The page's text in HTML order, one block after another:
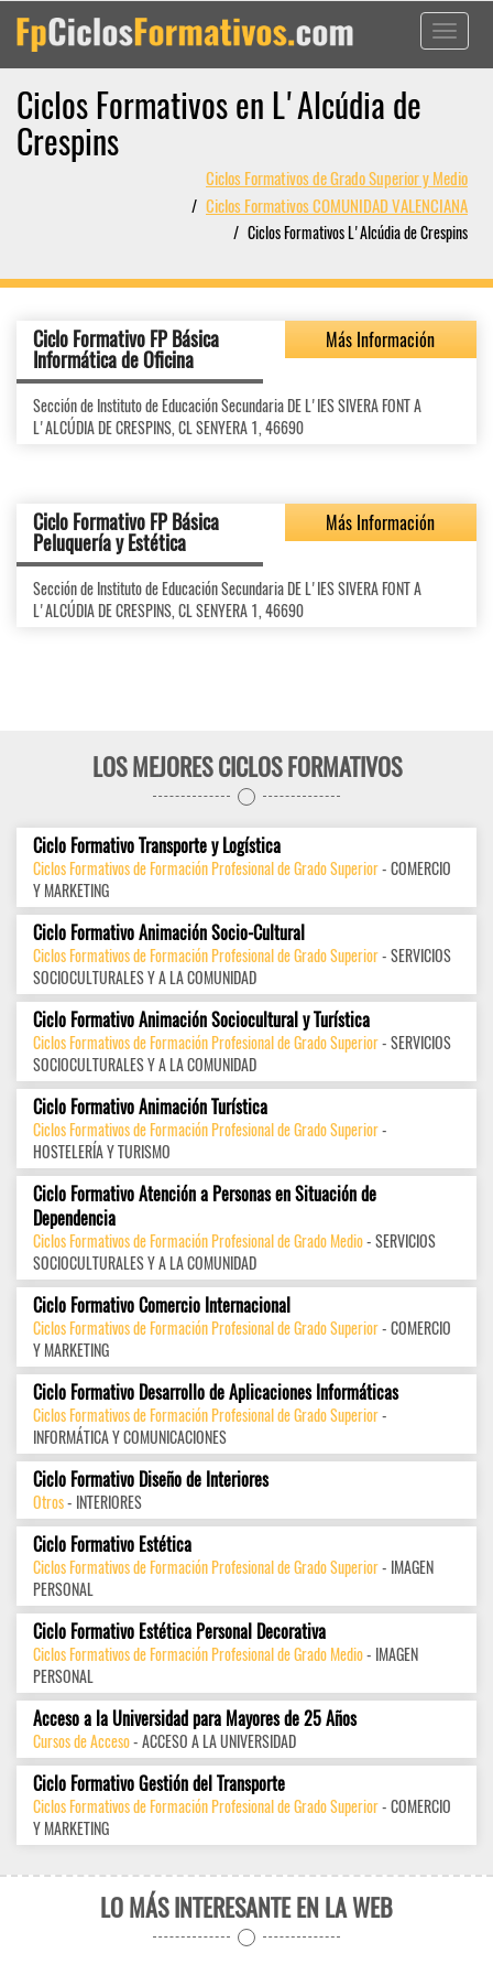
Toggle
Ciclos Formativos en L'Alcúdia de
Crespins
Ciclos Formativos de Grado Superior y Medio
Ciclos Formativos COMUNIDAD VALENCIANA
Ciclos Formativos L'Alcúdia de Crespins
Ciclo Formativo FP Básica
Informática de Oficina
Más Información
Sección de Instituto de Educación Secundaria DE L'IES SIVERA FONT A
L'ALCÚDIA DE CRESPINS, CL SENYERA 1, 46690
Ciclo Formativo FP Básica
Peluquería y Estética
Más Información
Sección de Instituto de Educación Secundaria DE L'IES SIVERA FONT A
L'ALCÚDIA DE CRESPINS, CL SENYERA 1, 46690
LOS MEJORES CICLOS FORMATIVOS
Ciclo Formativo Transporte y Logística
Ciclos Formativos de Formación Profesional de Grado Superior- COMERCIO
Y MARKETING
Ciclo Formativo Animación Socio-Cultural
Ciclos Formativos de Formación Profesional de Grado Superior- SERVICIOS
SOCIOCULTURALES Y A LA COMUNIDAD
Ciclo Formativo Animación Sociocultural y Turística
Ciclos Formativos de Formación Profesional de Grado Superior- SERVICIOS
SOCIOCULTURALES Y A LA COMUNIDAD
Ciclo Formativo Animación Turística
Ciclos Formativos de Formación Profesional de Grado Superior-
HOSTELERÍA Y TURISMO
Ciclo Formativo Atención a Personas en Situación de
Dependencia
Ciclos Formativos de Formación Profesional de Grado Medio- SERVICIOS
SOCIOCULTURALES Y A LA COMUNIDAD
Ciclo Formativo Comercio Internacional
Ciclos Formativos de Formación Profesional de Grado Superior- COMERCIO
Y MARKETING
Ciclo Formativo Desarrollo de Aplicaciones Informáticas
Ciclos Formativos de Formación Profesional de Grado Superior-
INFORMÁTICA Y COMUNICACIONES
Ciclo Formativo Diseño de Interiores
Otros- INTERIORES
Ciclo Formativo Estética
Ciclos Formativos de Formación Profesional de Grado Superior- IMAGEN
PERSONAL
Ciclo Formativo Estética Personal Decorativa
Ciclos Formativos de Formación Profesional de Grado Medio- IMAGEN
PERSONAL
Acceso a la Universidad para Mayores de 25 Años
Cursos de Acceso- ACCESO A LA UNIVERSIDAD
Ciclo Formativo Gestión del Transporte
Ciclos Formativos de Formación Profesional de Grado Superior- COMERCIO
Y MARKETING
LO MÁS INTERESANTE EN LA WEB